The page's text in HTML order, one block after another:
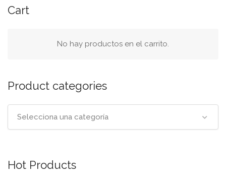
pancarta
Cart
No hay productos en el carrito.
Product categories
Selecciona una categoría
Hot Products